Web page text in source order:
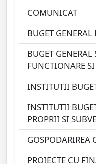
COMUNICAT
BUGET GENERAL
BUGET
FUNCTIONARE
INSTITUTII
INSTITUTII
PROPRII SI
GOSPODARIREA
PROIECTE CU